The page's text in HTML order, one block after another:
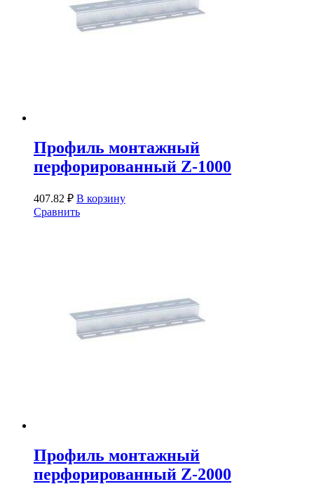
Профиль монтажный
перфорированный Z-1000
407.82 ₽ В корзину
Сравнить
Профиль монтажный
перфорированный Z-2000